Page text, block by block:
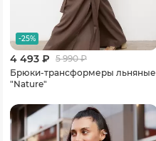
-25%
4 493 ₽ 5 990₽
Брюки-трансформеры льняные
"Nature"